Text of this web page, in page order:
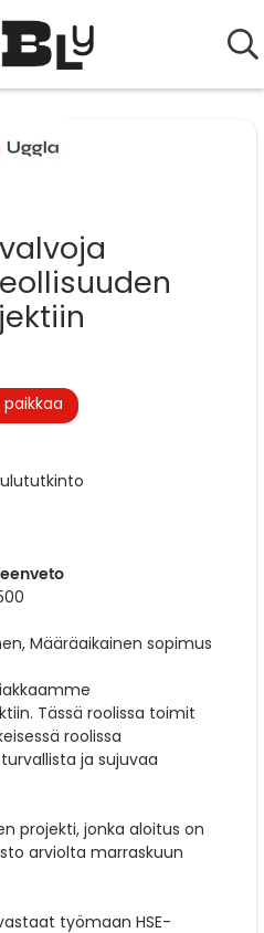
Määräaikainen sopimus
Tässä roolissa toimit
roolissa
ja sujuvaa
projekti, jonka aloitus on
arviolta marraskuun
työmaan HSE-
paikkaa